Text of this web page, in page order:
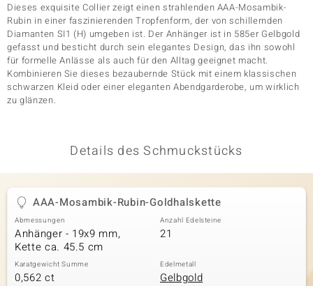
Classics
Dieses exquisite Collier zeigt einen strahlenden AAA-Mosambik-
Rubin in einer faszinierenden Tropfenform, der von schillernden
Diamanten SI1 (H) umgeben ist. Der Anhänger ist in 585er Gelbgold
gefasst und besticht durch sein elegantes Design, das ihn sowohl
für formelle Anlässe als auch für den Alltag geeignet macht.
Kombinieren Sie dieses bezaubernde Stück mit einem klassischen
schwarzen Kleid oder einer eleganten Abendgarderobe, um wirklich
zu glänzen.
Details des Schmuckstücks
AAA-Mosambik-Rubin-Goldhalskette
Abmessungen
Anhänger - 19x9 mm,
Kette ca. 45.5 cm
Anzahl Edelsteine
21
Karatgewicht Summe
0,562 ct
Edelmetall
Gelbgold